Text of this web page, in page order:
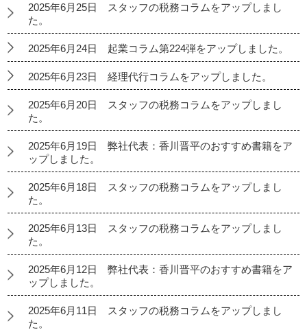
2025年6月25日 スタッフの税務コラムをアップしまし
た。
2025年6月24日 起業コラム第224弾をアップしました。
2025年6月23日 経理代行コラムをアップしました。
2025年6月20日 スタッフの税務コラムをアップしまし
た。
2025年6月19日 弊社代表：香川晋平のおすすめ書籍をア
ップしました。
2025年6月18日 スタッフの税務コラムをアップしまし
た。
2025年6月13日 スタッフの税務コラムをアップしまし
た。
2025年6月12日 弊社代表：香川晋平のおすすめ書籍をア
ップしました。
2025年6月11日 スタッフの税務コラムをアップしまし
た。